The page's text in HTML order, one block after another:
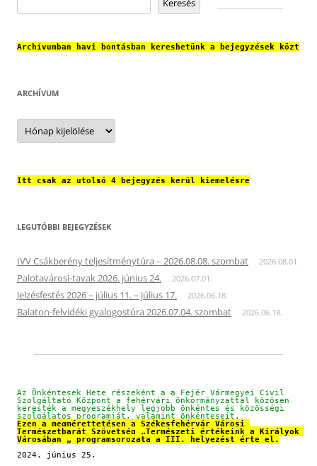
Archívumban havi bontásban kereshetünk a bejegyzések közt
ARCHÍVUM
Archívum
Itt csak az utolsó 4 bejegyzés kerül kiemelésre
LEGUTÓBBI BEJEGYZÉSEK
IVV Csákberény teljesítménytúra – 2026.08.08. szombat 2026.08.01.
Palotavárosi-tavak 2026. június 24. 2026.07.01.
Jelzésfestés 2026 – július 11. – július 17. 2026.06.18.
Balaton-felvidéki gyalogostúra 2026.07.04. szombat 2026.06.18.
Az Önkéntesek Hete részeként a a Fejér Vármegyei Civil
Szolgáltató Központ a fehérvári önkormányzattal közösen
keresték a megyeszékhely legjobb önkéntes és közösségi
szolgálatos programját, valamint önkénteseit.
Ezen a megmérettetésen a Székesfehérvár Városi
Természetbarát Szövetség „Természeti értékeink a Királyok
Városában „ programsorozata a III. helyezést érte el.
2024. június 25.